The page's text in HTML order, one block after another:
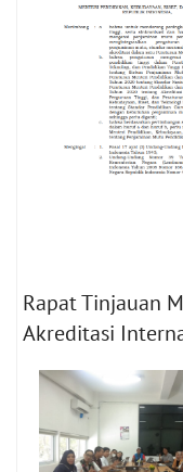
Rapat Tinjauan
Akreditasi